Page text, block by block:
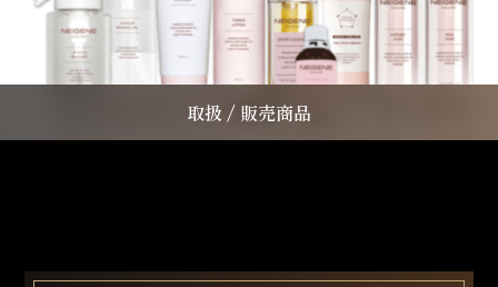
取扱 / 販売商品